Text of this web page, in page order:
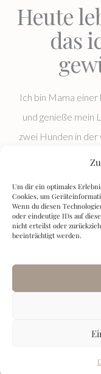
Um dir ein optimales
Cookies, um
Wenn du diesen
oder eindeutige IDs auf
nicht erteilst oder
beeinträchtigt werden.
Heute
das
Ich bin Mama
und genieße mein
zwei Hunden in
habe zum Glück
mir schnell